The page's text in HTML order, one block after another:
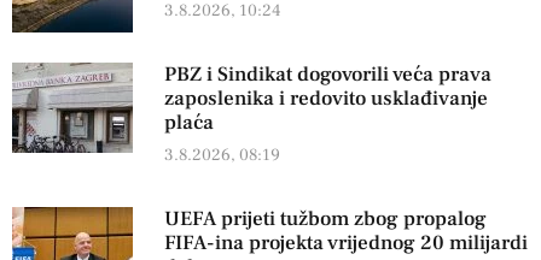
3.8.2026, 10:24
PBZ i Sindikat dogovorili veća prava
zaposlenika i redovito usklađivanje
plaća
3.8.2026, 08:19
UEFA prijeti tužbom zbog propalog
FIFA-ina projekta vrijednog 20 milijardi